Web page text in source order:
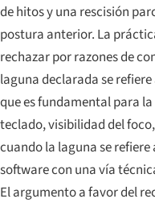
de hitos y una rescisión
postura anterior. La
rechazar por razones de
laguna declarada se
que es fundamental para
teclado, visibilidad del
cuando la laguna se
software con una vía
El argumento a favor del